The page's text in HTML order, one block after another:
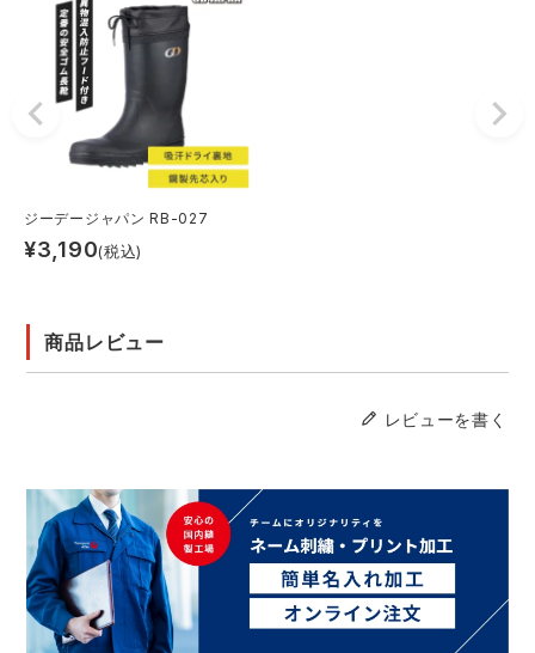
ジーデージャパン RB-027
¥3,190(税込)
商品レビュー
レビューを書く